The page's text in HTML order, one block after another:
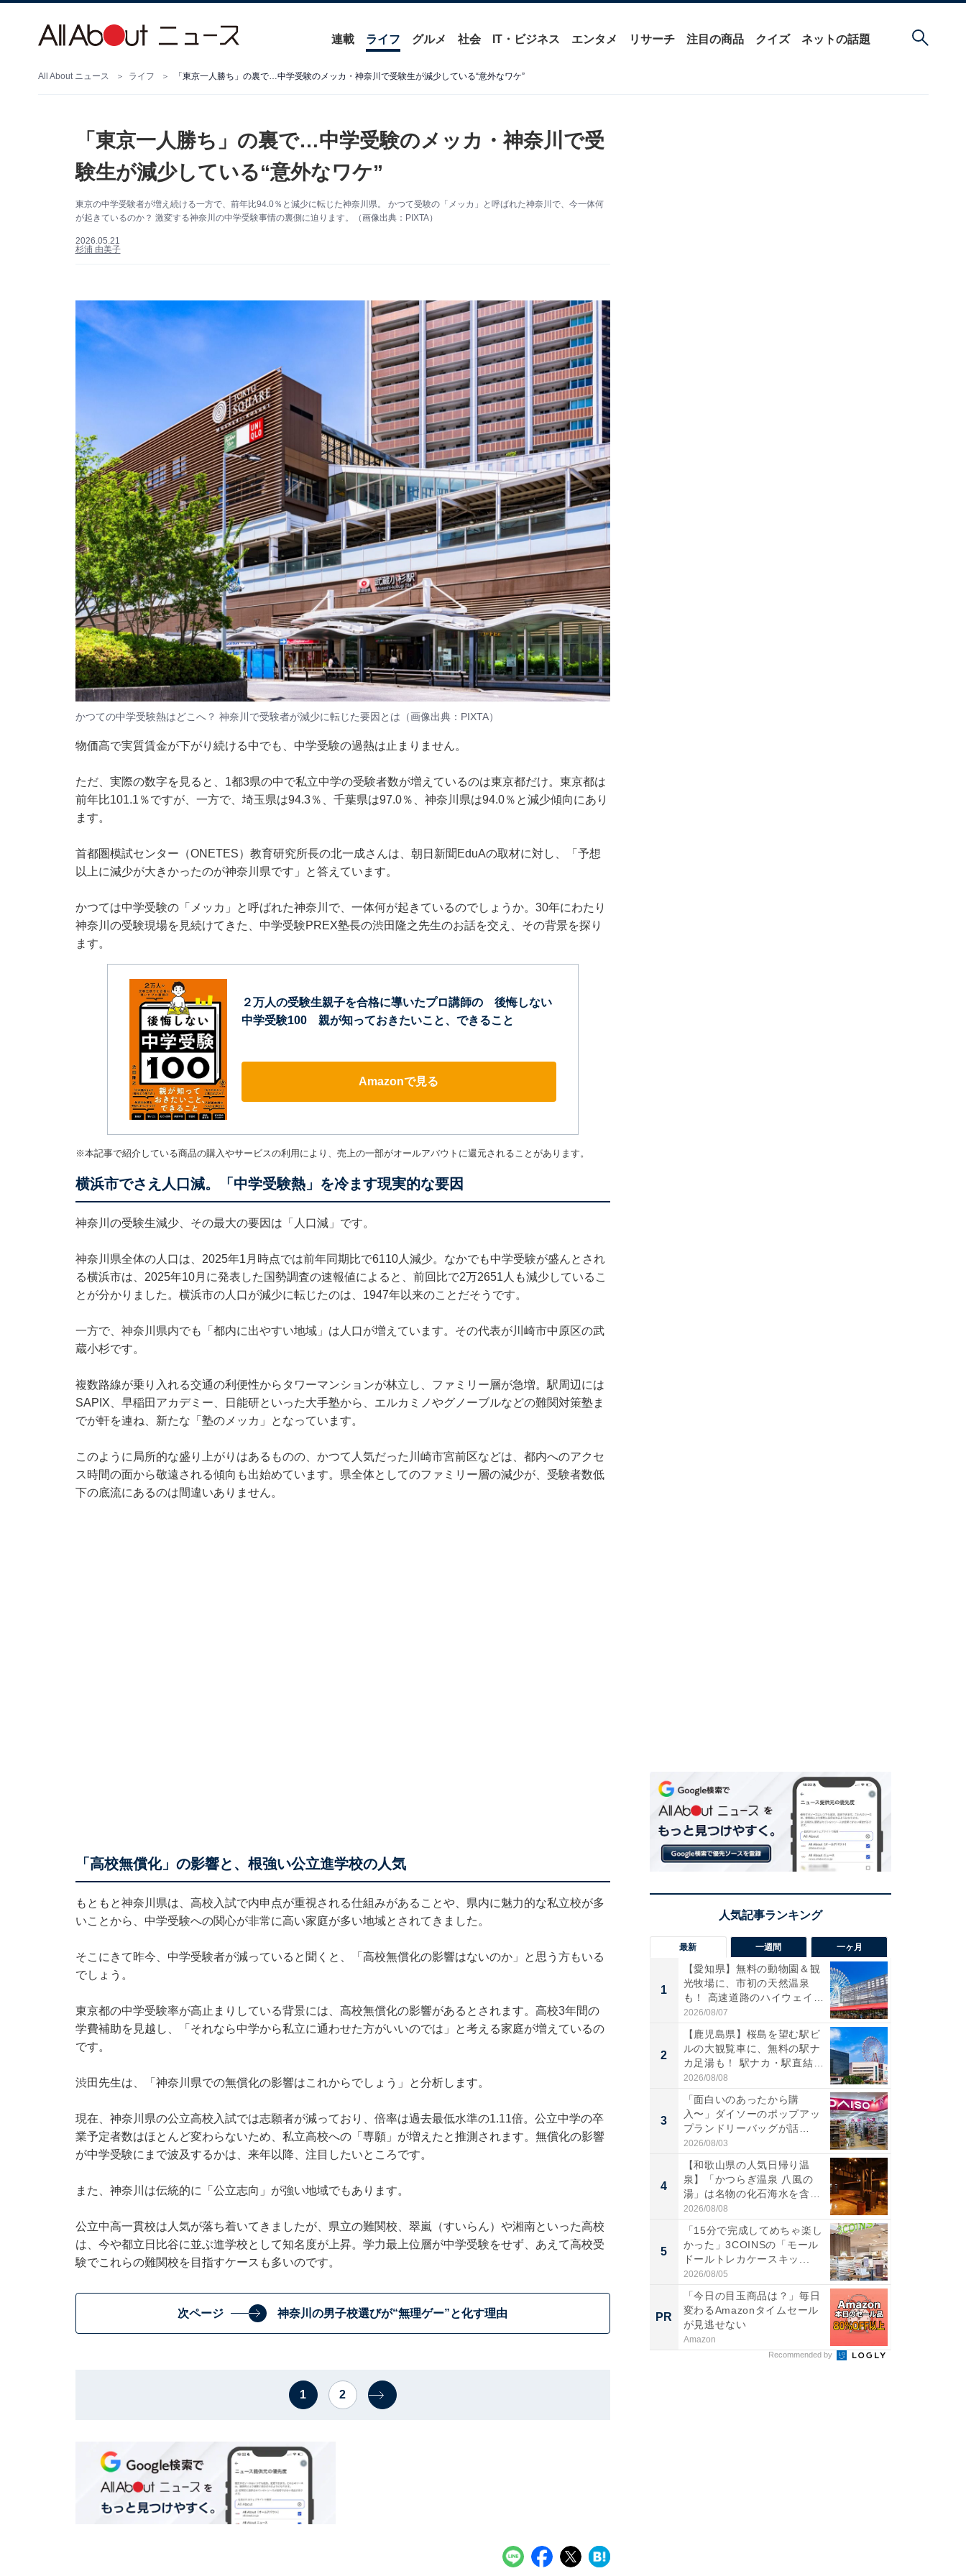
連載 ライフ グルメ 社会 IT・ビジネス エンタメ リサーチ 注目の商品 クイズ ネットの話題
All About ニュース ライフ 「東京一人勝ち」の裏で…中学受験のメッカ・神奈川で受験生が減少している“意外なワケ”
「東京一人勝ち」の裏で…中学受験のメッカ・神奈川で受
験生が減少している“意外なワケ”
東京の中学受験者が増え続ける一方で、前年比94.0％と減少に転じた神奈川県。 かつて受験の「メッカ」と呼ばれた神奈川で、今一体何
が起きているのか？ 激変する神奈川の中学受験事情の裏側に迫ります。（画像出典：PIXTA）
2026.05.21
杉浦 由美子
かつての中学受験熱はどこへ？ 神奈川で受験者が減少に転じた要因とは（画像出典：PIXTA）
物価高で実質賃金が下がり続ける中でも、中学受験の過熱は止まりません。
ただ、実際の数字を見ると、1都3県の中で私立中学の受験者数が増えているのは東京都だけ。東京都は
前年比101.1％ですが、一方で、埼玉県は94.3％、千葉県は97.0％、神奈川県は94.0％と減少傾向にあり
ます。
首都圏模試センター（ONETES）教育研究所長の北一成さんは、 朝日新聞EduAの取材に対し、「予想
以上に減少が大きかったのが神奈川県です」と答えています。
かつては中学受験の「メッカ」と呼ばれた神奈川で、一体何が起きているのでしょうか。30年にわたり
神奈川の受験現場を見続けてきた、中学受験PREX塾長の渋田隆之先生のお話を交え、その背景を探り
ます。
２万人の受験生親子を合格に導いたプロ講師の 後悔しない
中学受験100 親が知っておきたいこと、できること
Amazonで見る
※本記事で紹介している商品の購入やサービスの利用により、売上の一部がオールアバウトに還元されることがあります。
横浜市でさえ人口減。「中学受験熱」を冷ます現実的な要因
神奈川の受験生減少、その最大の要因は「人口減」です。
神奈川県全体の人口は、2025年1月時点では前年同期比で6110人減少。なかでも中学受験が盛んとされ
る横浜市は、2025年10月に発表した国勢調査の速報値によると、前回比で2万2651人も減少しているこ
とが分かりました。横浜市の人口が減少に転じたのは、1947年以来のことだそうです。
一方で、神奈川県内でも「都内に出やすい地域」は人口が増えています。その代表が川崎市中原区の武
蔵小杉です。
複数路線が乗り入れる交通の利便性からタワーマンションが林立し、ファミリー層が急増。駅周辺には
SAPIX、早稲田アカデミー、日能研といった大手塾から、エルカミノやグノーブルなどの難関対策塾ま
でが軒を連ね、新たな「塾のメッカ」となっています。
このように局所的な盛り上がりはあるものの、かつて人気だった川崎市宮前区などは、都内へのアクセ
ス時間の面から敬遠される傾向も出始めています。県全体としてのファミリー層の減少が、受験者数低
下の底流にあるのは間違いありません。
「高校無償化」の影響と、根強い公立進学校の人気
もともと神奈川県は、高校入試で内申点が重視される仕組みがあることや、県内に魅力的な私立校が多
いことから、中学受験への関心が非常に高い家庭が多い地域とされてきました。
そこにきて昨今、中学受験者が減っていると聞くと、「高校無償化の影響はないのか」と思う方もいる
でしょう。
東京都の中学受験率が高止まりしている背景には、高校無償化の影響があるとされます。高校3年間の
学費補助を見越し、「それなら中学から私立に通わせた方がいいのでは」と考える家庭が増えているの
です。
渋田先生は、「神奈川県での無償化の影響はこれからでしょう」と分析します。
現在、神奈川県の公立高校入試では志願者が減っており、倍率は過去最低水準の1.11倍。公立中学の卒
業予定者数はほとんど変わらないため、私立高校への「専願」が増えたと推測されます。無償化の影響
が中学受験にまで波及するかは、来年以降、注目したいところです。
また、神奈川は伝統的に「公立志向」が強い地域でもあります。
公立中高一貫校は人気が落ち着いてきましたが、県立の難関校、翠嵐（すいらん）や湘南といった高校
は、今や都立日比谷に並ぶ進学校として知名度が上昇。学力最上位層が中学受験をせず、あえて高校受
験でこれらの難関校を目指すケースも多いのです。
次ページ 神奈川の男子校選びが“無理ゲー”と化す理由
1 2
最新 一週間 一ヶ月
1
【愛知県】無料の動物園＆観
光牧場に、市初の天然温泉
も！ 高速道路のハイウェイオ
ア...
2026/08/07
2
【鹿児島県】桜島を望む駅ビ
ルの大観覧車に、無料の駅ナ
カ足湯も！ 駅ナカ・駅直結
ス...
2026/08/08
3
「面白いのあったから購
入〜」ダイソーのポップアッ
プランドリーバッグが話
題。“さま...
2026/08/03
4
【和歌山県の人気日帰り温
泉】「かつらぎ温泉 八風の
湯」は名物の化石海水を含ん
だ濃...
2026/08/08
5
「15分で完成してめちゃ楽し
かった」3COINSの「モール
ドールトレカケースキッ...
2026/08/05
PR
「今日の目玉商品は？」毎日
変わるAmazonタイムセール
が見逃せない
Amazon
Recommended by